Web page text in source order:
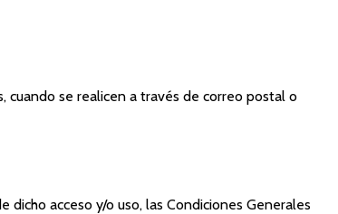
cuando se realicen a través de correo postal o
dicho acceso y/o uso, las Condiciones Generales